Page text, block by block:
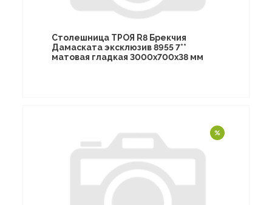
Столешница ТРОЯ R8 Брекчия
Дамаската эксклюзив 8955 7**
матовая гладкая 3000х700х38 мм